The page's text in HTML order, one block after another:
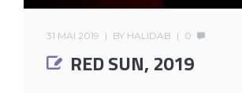
31 MAI 2019 BY HALIDAB 0
RED SUN, 2019